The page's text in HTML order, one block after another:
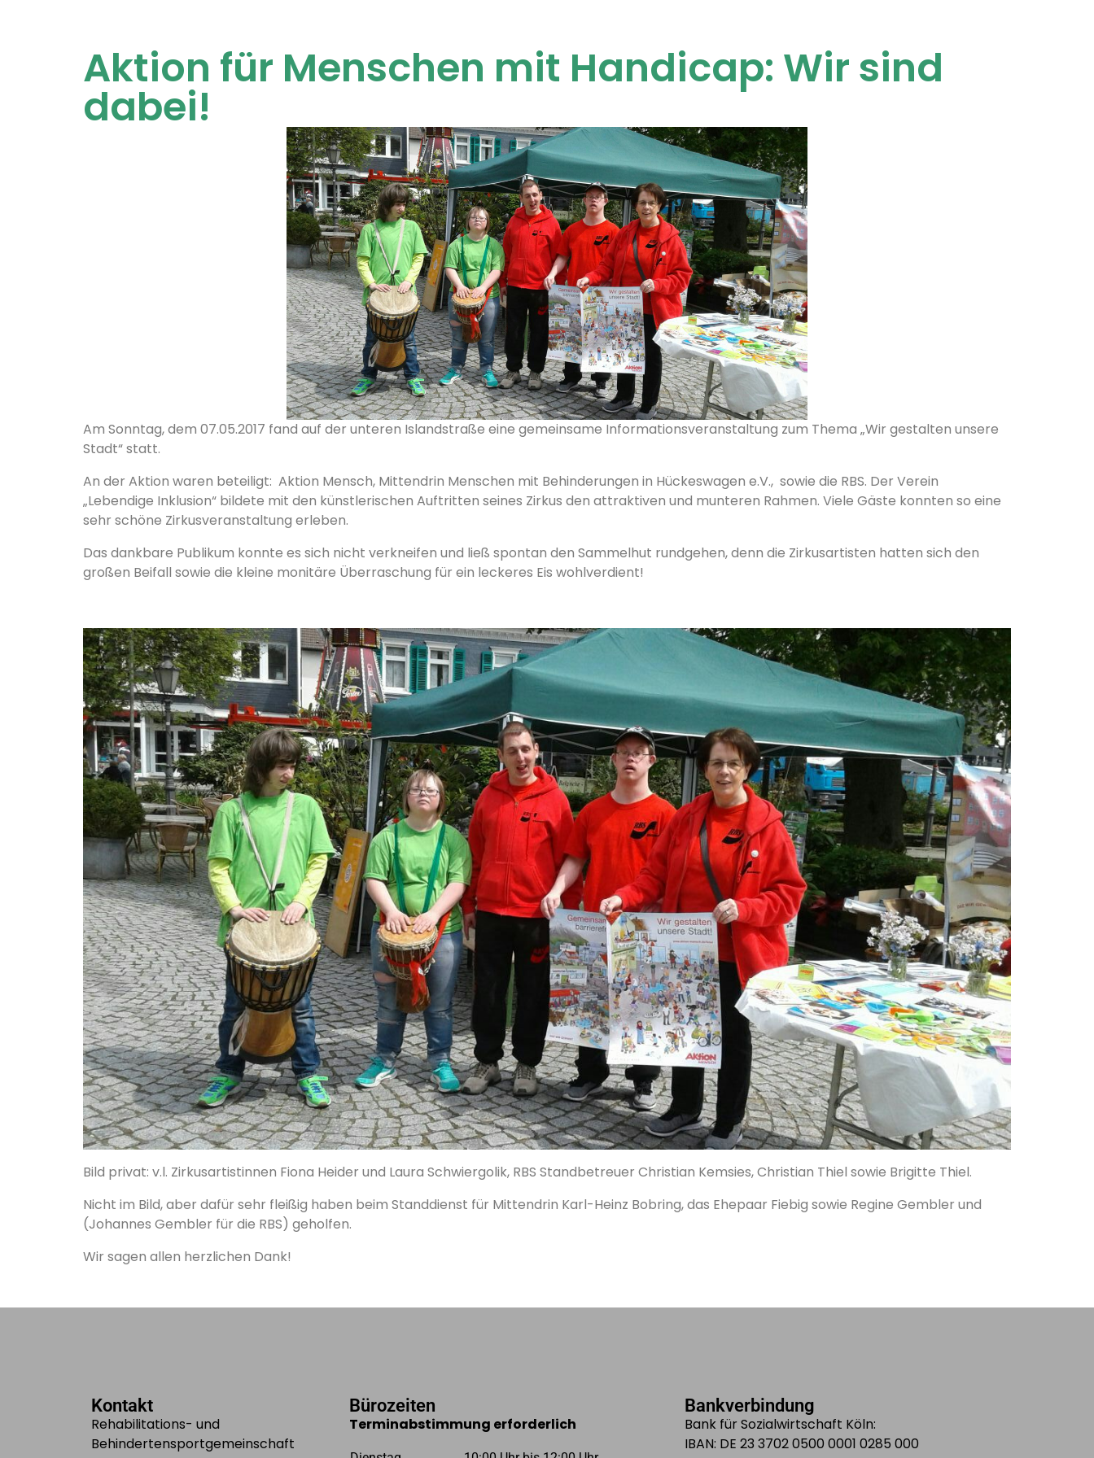
Aktion für Menschen mit Handicap: Wir sind
dabei!
Am Sonntag, dem 07.05.2017 fand auf der unteren Islandstraße eine gemeinsame Informationsveranstaltung zum Thema „Wir gestalten unsere
Stadt“ statt.
An der Aktion waren beteiligt: Aktion Mensch, Mittendrin Menschen mit Behinderungen in Hückeswagen e.V., sowie die RBS. Der Verein
„Lebendige Inklusion“ bildete mit den künstlerischen Auftritten seines Zirkus den attraktiven und munteren Rahmen. Viele Gäste konnten so eine
sehr schöne Zirkusveranstaltung erleben.
Das dankbare Publikum konnte es sich nicht verkneifen und ließ spontan den Sammelhut rundgehen, denn die Zirkusartisten hatten sich den
großen Beifall sowie die kleine monitäre Überraschung für ein leckeres Eis wohlverdient!
Bild privat: v.l. Zirkusartistinnen Fiona Heider und Laura Schwiergolik, RBS Standbetreuer Christian Kemsies, Christian Thiel sowie Brigitte Thiel.
Nicht im Bild, aber dafür sehr fleißig haben beim Standdienst für Mittendrin Karl-Heinz Bobring, das Ehepaar Fiebig sowie Regine Gembler und
(Johannes Gembler für die RBS) geholfen.
Wir sagen allen herzlichen Dank!
Kontakt
Rehabilitations- und
Behindertensportgemeinschaft
Bürozeiten
Terminabstimmung erforderlich
Bankverbindung
Bank für Sozialwirtschaft Köln:
IBAN: DE 23 3702 0500 0001 0285 000